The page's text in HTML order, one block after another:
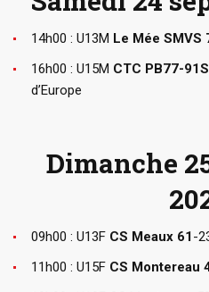
14h00 : U13M Le Mée SMVS
16h00 : U15M CTC PB77-
d’Europe
Dimanche
09h00 : U13F CS Meaux 61-
11h00 : U15F CS Montereau